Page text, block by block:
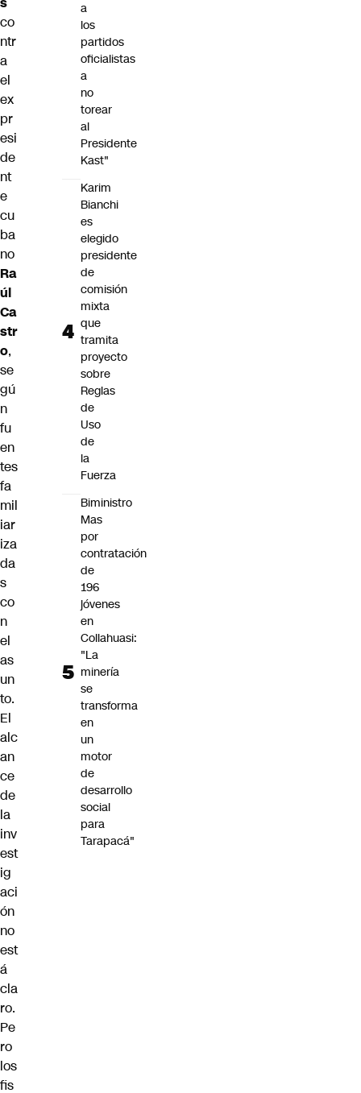
co
ntr
a
el
ex
pr
esi
de
nt
e
cu
ba
no
Ra
úl
Ca
str
o,
se
gú
n
fu
en
tes
fa
mil
iar
iza
da
s
co
n
el
as
un
to.
El
alc
an
ce
de
la
inv
est
ig
aci
ón
no
est
á
cla
ro.
Pe
ro
los
fis
a
los
partidos
oficialistas
a
no
torear
al
Presidente
Kast"
Karim
Bianchi
es
elegido
presidente
de
comisión
mixta
que
tramita
proyecto
sobre
Reglas
de
Uso
de
la
Fuerza
Biministro
Mas
por
contratación
de
196
jóvenes
en
Collahuasi:
"La
minería
se
transforma
en
un
motor
de
desarrollo
social
para
Tarapacá"